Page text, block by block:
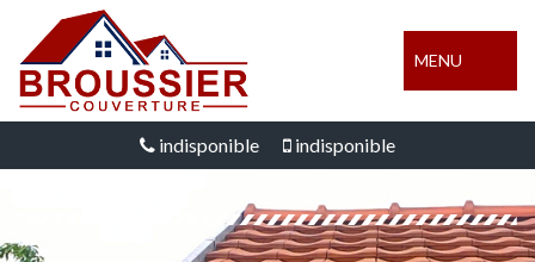
MENU
indisponible indisponible